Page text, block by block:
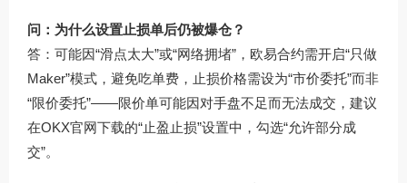
问：为什么设置止损单后仍被爆仓？
答：可能因“滑点太大”或“网络拥堵”，欧易合约需开启“只做
Maker”模式，避免吃单费，止损价格需设为“市价委托”而非
“限价委托”——限价单可能因对手盘不足而无法成交，建议
在OKX官网下载的“止盈止损”设置中，勾选“允许部分成
交”。